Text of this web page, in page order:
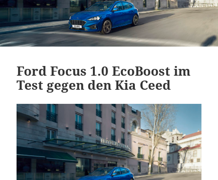
Ford Focus 1.0 EcoBoost im
Test gegen den Kia Ceed